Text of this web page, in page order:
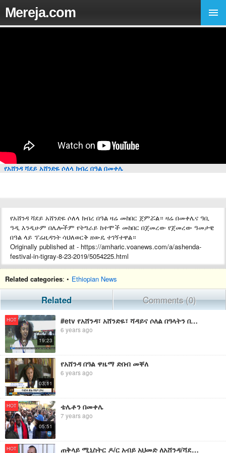
Mereja.com
የአሸንዳ ሻደይ አሸንድዬ ሶለላ ክብረ በዓል በመቀሌ
የአሸንዳ ሻደይ አሸንድዬ ሶለላ ክብረ በዓል ዛሬ መከበር ጀምሯል። ዛሬ በመቀሌና ዓቢ
ዓዲ እንዲሁም በሌሎችም የትግራይ ከተሞች መከበር በጀመረው የጀመረው ዓመታዊ
በዓል ላይ ፕሬዚዳንት ሳህለወርቅ ዘውዴ ተገኝተዋል።
Originally published at - https://amharic.voanews.com/a/ashenda-
festival-in-tigray-8-23-2019/5054225.html
Related categories: • Ethiopian News
Related Comments (0)
HOT
19:23
#etv የአሸንዳ፣ አሸንድዬ፣ ሻዳይና ሶለል በዓላትን በዩኒስኮ ለማስመዝገብ በርካታ ስራዎች እንደሚጠበቁ ተገለፀ
6 years ago
03:11
የአሸንዳ በዓል ዋዜማ ድበብ መቐለ
6 years ago
HOT
05:51
ቴሌቶን በመቀሌ
7 years ago
HOT ጠቅላይ ሚኒስትር ዶ/ር አብይ አህመድ ለአሸንዳ/ሻደይ/አሸንድዬ/ሶለል በዓል